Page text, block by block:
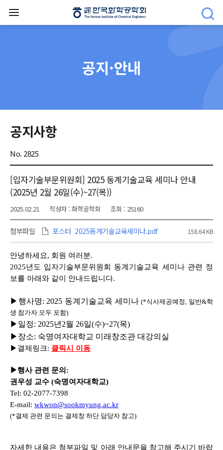
공지·안내
공지사항
No. 2825
[입자기술부문위원회] 2025 동계기술교육 세미나 안내
(2025년 2월 26일(수)~27(목))
2025.02.21 작성자 : 화학공학회 조회 : 25160
첨부파일 포스터_2025동계기술교육세미나.pdf 158.64 KB